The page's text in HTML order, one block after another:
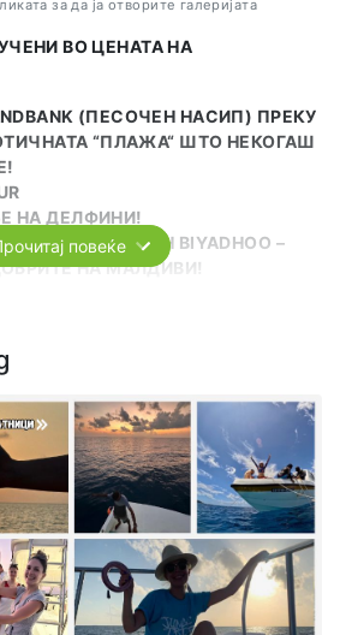
за да ја отворите галеријата
ВО ЦЕНАТА НА
(ПЕСОЧЕН НАСИП) ПРЕКУ
“ПЛАЖА“ ШТО НЕКОГАШ
НА ДЕЛФИНИ!
ГРЕБЕН BIYADHOO –
НА МАЛДИВИ!
14$ ПО ЛИЦЕ ЗА
МАНТА-РАЖИ!
TEA CEREMONY!
повеќе